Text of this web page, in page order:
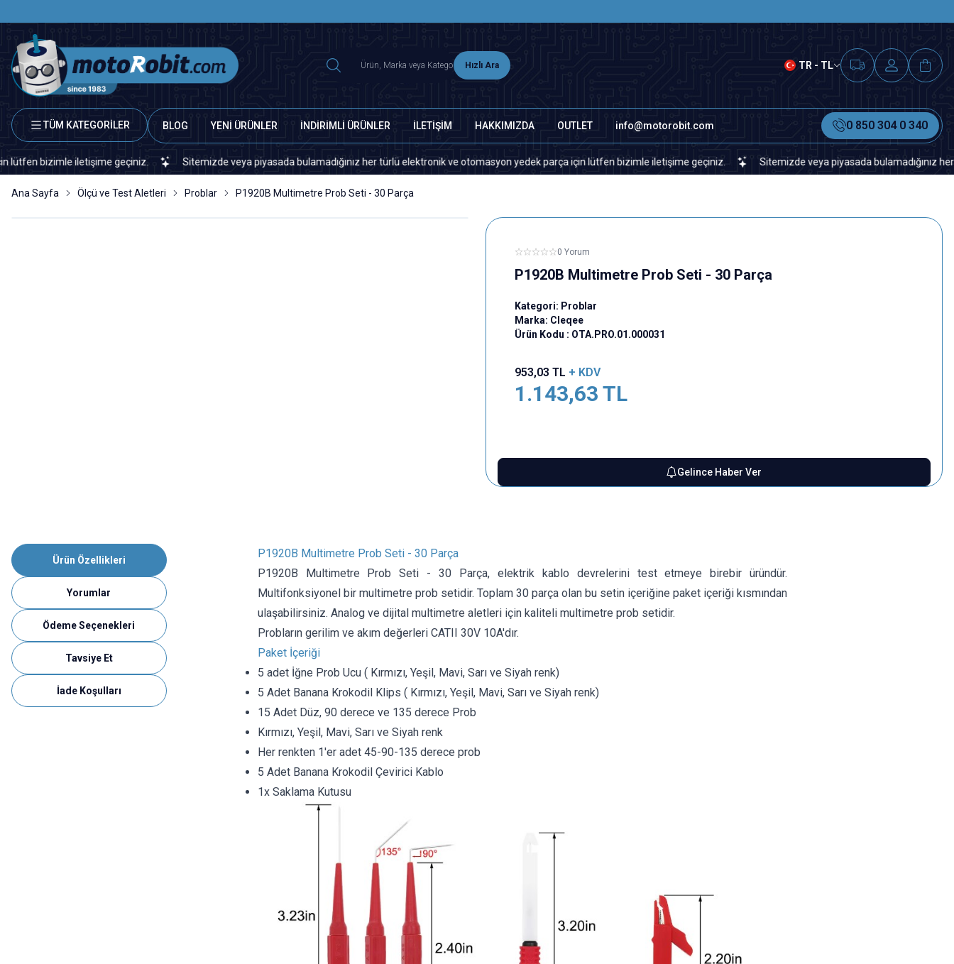
Hızlı Ara TR - TL
TÜM KATEGORİLER BLOG YENİ ÜRÜNLER İNDİRİMLİ ÜRÜNLER İLETİŞİM HAKKIMIZDA OUTLET info@motorobit.com 0 850 304 0 340
iletişime geçiniz. Sitemizde veya piyasada bulamadığınız her türlü elektronik ve otomasyon yedek parça için lütfen bizimle iletişime geçiniz. Sitemizde veya piyasada bulamadığınız her türlü
Ana Sayfa Ölçü ve Test Aletleri Problar P1920B Multimetre Prob Seti - 30 Parça
0 Yorum
P1920B Multimetre Prob Seti - 30 Parça
Kategori: Problar
Marka: Cleqee
Ürün Kodu : OTA.PRO.01.000031
953,03 TL + KDV
1.143,63 TL
Gelince Haber Ver
Ürün Özellikleri
Yorumlar
Ödeme Seçenekleri
Tavsiye Et
İade Koşulları
P1920B Multimetre Prob Seti - 30 Parça
P1920B Multimetre Prob Seti - 30 Parça, elektrik kablo devrelerini test etmeye birebir üründür.
Multifonksiyonel bir multimetre prob setidir. Toplam 30 parça olan bu setin içeriğine paket içeriği kısmından
ulaşabilirsiniz. Analog ve dijital multimetre aletleri için kaliteli multimetre prob setidir.
Probların gerilim ve akım değerleri CATII 30V 10A'dır.
Paket İçeriği
5 adet İğne Prob Ucu ( Kırmızı, Yeşil, Mavi, Sarı ve Siyah renk)
5 Adet Banana Krokodil Klips ( Kırmızı, Yeşil, Mavi, Sarı ve Siyah renk)
15 Adet Düz, 90 derece ve 135 derece Prob
Kırmızı, Yeşil, Mavi, Sarı ve Siyah renk
Her renkten 1'er adet 45-90-135 derece prob
5 Adet Banana Krokodil Çevirici Kablo
1x Saklama Kutusu